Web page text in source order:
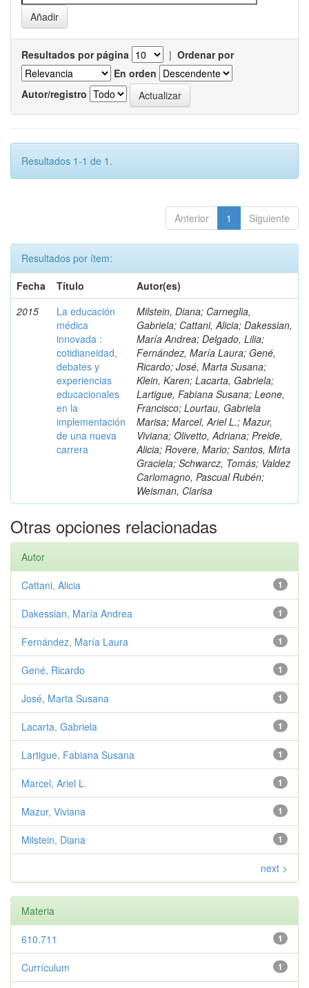
Resultados por página | Ordenar por
En orden
Autor/registro
Resultados 1-1 de 1.
Anterior 1 Siguiente
Resultados por ítem:
Fecha
Título
Autor(es)
2015
La educación
médica
innovada :
cotidianeidad,
debates y
experiencias
educacionales
en la
implementación
de una nueva
carrera
Milstein, Diana; Carneglia,
Gabriela; Cattani, Alicia; Dakessian,
María Andrea; Delgado, Lilia;
Fernández, María Laura; Gené,
Ricardo; José, Marta Susana;
Klein, Karen; Lacarta, Gabriela;
Lartigue, Fabiana Susana; Leone,
Francisco; Lourtau, Gabriela
Marisa; Marcel, Ariel L.; Mazur,
Viviana; Olivetto, Adriana; Preide,
Alicia; Rovere, Mario; Santos, Mirta
Graciela; Schwarcz, Tomás; Valdez
Carlomagno, Pascual Rubén;
Weisman, Clarisa
Otras opciones relacionadas
Autor
1
Cattani, Alicia
1
Dakessian, María Andrea
1
Fernández, María Laura
1
Gené, Ricardo
1
José, Marta Susana
1
Lacarta, Gabriela
1
Lartigue, Fabiana Susana
1
Marcel, Ariel L.
1
Mazur, Viviana
1
Milstein, Diana
next >
Materia
1
610.711
1
Currículum